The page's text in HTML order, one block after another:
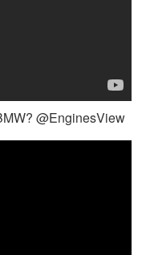
@EnginesView